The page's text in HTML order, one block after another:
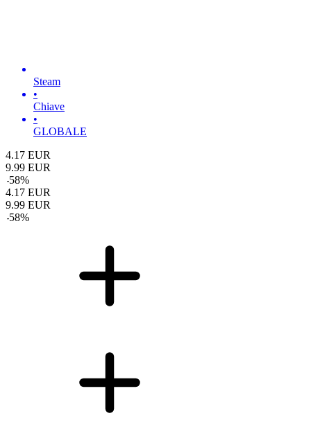
Steam
•
Chiave
•
GLOBALE
4.17 EUR
9.99 EUR
-58%
4.17 EUR
9.99 EUR
-58%